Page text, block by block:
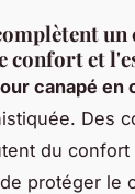
un
confort et
canapé en
Des
du confort
protéger le